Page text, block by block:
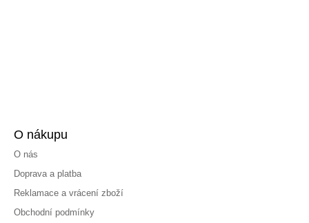
O nákupu
O nás
Doprava a platba
Reklamace a vrácení zboží
Obchodní podmínky